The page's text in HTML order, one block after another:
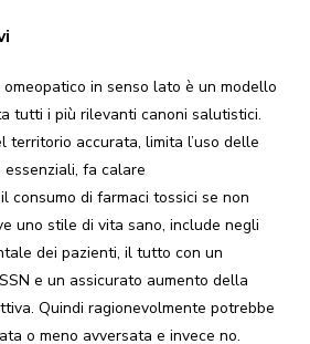
in senso lato è un modello
tutti i più rilevanti canoni salutistici.
territorio accurata, limita l’uso delle
fa calare
consumo di farmaci tossici se non
uno stile di vita sano, include negli
dei pazienti, il tutto con un
e un assicurato aumento della
Quindi ragionevolmente potrebbe
o meno avversata e invece no.